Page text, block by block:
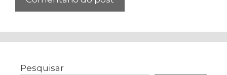
Pesquisar